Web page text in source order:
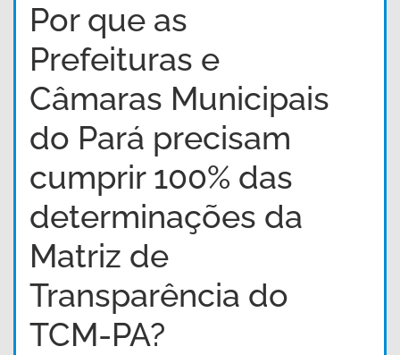
Por que as
Prefeituras e
Câmaras Municipais
do Pará precisam
cumprir 100% das
determinações da
Matriz de
Transparência do
TCM-PA?